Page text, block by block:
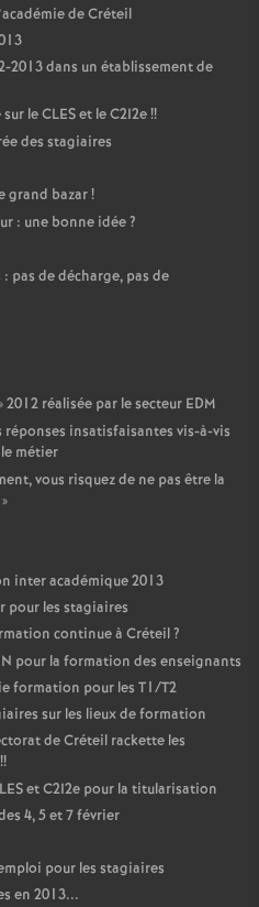
de Créteil
dans un établissement de
leCLESet le C2I2e!!
des stagiaires
grand bazar!
: une bonne idée?
pas de décharge, pas de
2012 réalisée par le secteur EDM
réponses insatisfaisantes vis-à-vis
métier
vous risquez de ne pas être la
»
inter académique 2013
les stagiaires
continue à Créteil?
pour la formation des enseignants
formation pour les T1/T2
sur les lieux de formation
de Créteil rackette les
!!
et C2I2e pour la titularisation
4, 5 et 7 février
pour les stagiaires
en 2013...